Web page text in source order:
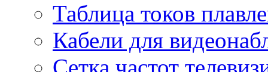
Таблица токов
Кабели для